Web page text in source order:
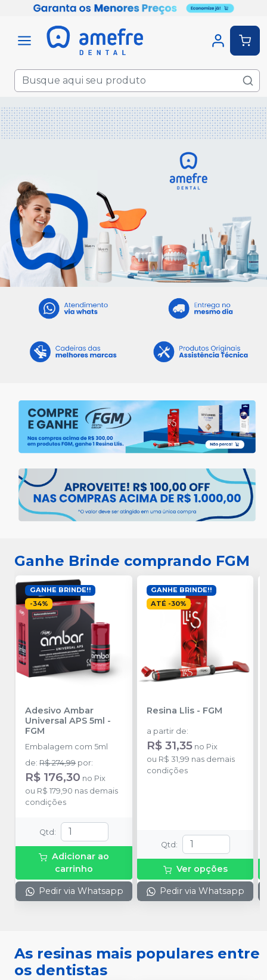
Ganhe Brinde comprando FGM
GANHE BRINDE!!
-34%
Adesivo Ambar
Universal APS 5ml -
FGM
Embalagem com 5ml
de:R$ 274,99 por:
R$ 176,30 no Pix
ou R$ 179,90 nas demais
condições
Qtd :
Adicionar ao
carrinho
Pedir via Whatsapp
GANHE BRINDE!!
ATÉ -30%
Resina Llis- FGM
a partir de:
R$ 31,35 no Pix
ou R$ 31,99 nas demais
condições
Qtd :
Ver opções
Pedir via Whatsapp
As resinas mais populares entre
os dentistas